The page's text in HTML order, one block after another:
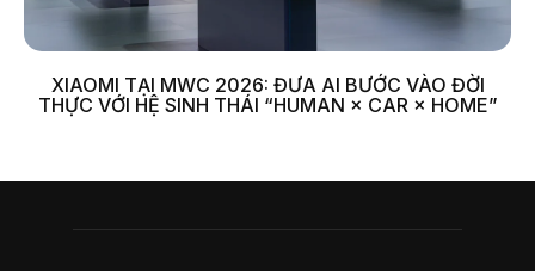
XIAOMI TẠI MWC 2026: ĐƯA AI BƯỚC VÀO ĐỜI
THỰC VỚI HỆ SINH THÁI “HUMAN × CAR × HOME”